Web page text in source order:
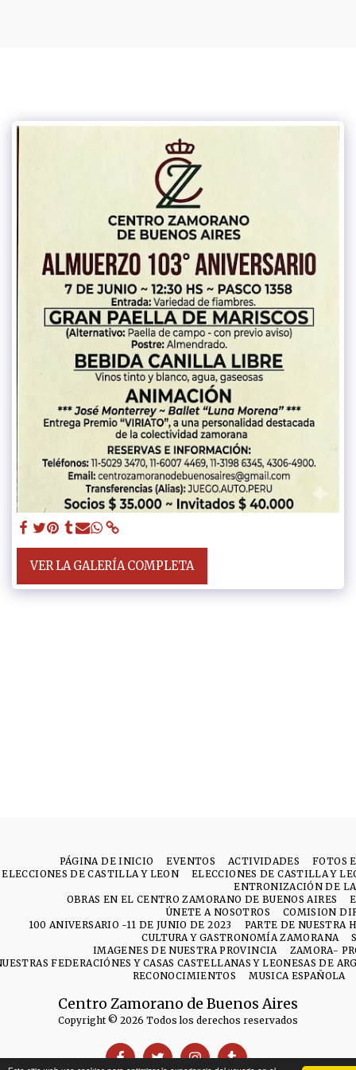
VER LA GALERÍA COMPLETA
Centro Zamorano de Buenos Aires
Copyright © 2026 Todos los derechos reservados
PÁGINA DE INICIO EVENTOS ACTIVIDADES
FOTOS
ELECCIONES DE CASTILLA Y LEON
ELECCIONES DE CASTILLA Y
ENTRONIZACIÓN DE
OBRAS EN EL CENTRO ZAMORANO DE BUENOS AIRES
ÚNETE A NOSOTROS
COMISION
100 ANIVERSARIO -11 DE JUNIO DE 2023
PARTE DE NUESTRA
CULTURA Y GASTRONOMÍA ZAMORANA
IMAGENES DE NUESTRA PROVINCIA
ZAMORA-
FEDERACIÓNES Y CASAS CASTELLANAS Y LEONESAS DE
RECONOCIMIENTOS
MUSICA ESPAÑOLA